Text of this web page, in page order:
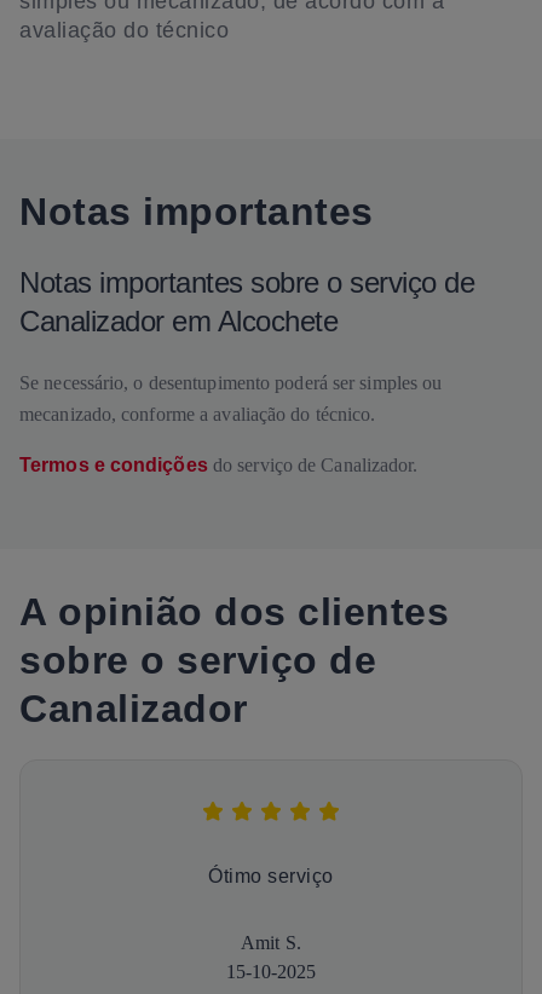
avaliação do técnico
Notas importantes
Notas importantes sobre o serviço de
Canalizador em Alcochete
Se necessário, o desentupimento poderá ser simples ou
mecanizado, conforme a avaliação do técnico.
Termos e condiçõesdo serviço de Canalizador.
A opinião dos clientes
sobre o serviço de
Canalizador
Ótimo serviço
Amit S.
15-10-2025